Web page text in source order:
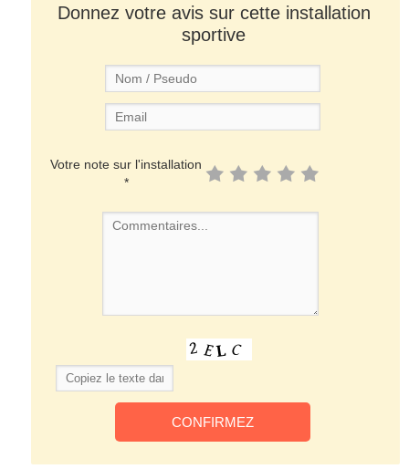
Donnez votre avis sur cette installation
sportive
Votre note sur l'installation
*